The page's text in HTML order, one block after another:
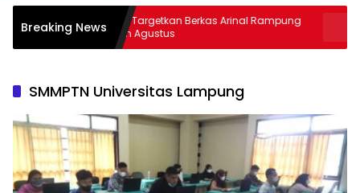
Breaking News
Kejati Targetkan Berkas Arinal Rampung
Bulan Agustus
SMMPTN Universitas Lampung